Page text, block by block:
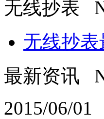
无线抄表
无线抄
最新资讯
2015/06/01